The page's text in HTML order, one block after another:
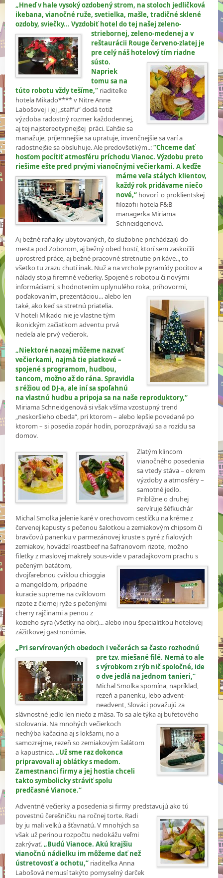
„Hneď v hale vysoký ozdobený strom, na stoloch jedličková
ikebana, vianočné ruže, svetielka, mašle, tradičné sklené
ozdoby, sviečky... Vyzdobiť hotel do tej našejzeleno-
striebornej, zeleno-medenej a v
reštaurácii Rouge červeno-zlatej je
pre celý náš hotelový tím riadne
sústo.
Napriek
tomu sa na
túto robotu vždy tešíme,“ riaditeľke
hotela Mikado**** v Nitre Anne
Labošovej i jej „staffu“ dodá totiž
výzdoba radostný rozmer každodennej,
aj tej najstereotypnejšej práci. Ľahšie sa
manažuje, príjemnejšie sa upratuje, invenčnejšie sa varí a
radostnejšie sa obsluhuje. Ale predovšetkým..:“Chceme dať
hosťom pocítiť atmosféru príchodu Vianoc. Výzdobu preto
riešime ešte pred prvými vianočnými večierkami. A keďže
mámeveľa stálych klientov,
každý rok pridávame niečo
nové,“ hovorí o proklientskej
filozofii hotela F&B
managerka Miriama
Schneidgenová.
Aj bežné raňajky ubytovaných, čo služobne prichádzajú do
mesta pod Zoborom, aj bežný obed hostí, ktorí sem zaskočili
uprostred práce, aj bežné pracovné stretnutie pri káve.., to
všetko tu zrazu chutí inak. Nuž a na vrchole pyramídy pocitov a
nálady stoja firemné večierky. Spojené s robotou či novými
informáciami, s hodnotením uplynulého roka, príhovormi,
poďakovaním, prezentáciou... alebo len
také, ako keď sa stretnú priatelia.
V hoteli Mikado nie je vlastne tým
ikonickým začiatkom adventu prvá
nedeľa ale prvý večierok.
„Niektoré naozaj môžeme nazvať
večierkami, najmä tie piatkové –
spojené s programom, hudbou,
tancom, možno až do rána. Spravidla
s réžiou od DJ-a, ale iní sa spoľahnú
na vlastnú hudbu a pripoja sa na naše reproduktory,“
Miriama Schneidgenová si však všíma vzostupný trend
„neskoršieho obeda“, pri ktorom – alebo lepšie povedané po
ktorom – si posedia zopár hodín, porozprávajú sa a rozídu sa
domov.
Zlatým klincom
vianočného posedenia
sa vtedy stáva – okrem
výzdoby a atmosféry –
samotné jedlo.
Približne o druhej
servíruje šéfkuchár
Michal Smolka jelenie karé v orechovom cestíčku na kréme z
červenej kapusty s pečenou šalotkou a zemiakovým chipsom či
bravčovú panenku v parmezánovej kruste s pyré z fialových
zemiakov, hovädzí roastbeef na šafranovom rizote, možno
filetky z maslovej makrely sous-vide v paradajkovom prachu s
pečeným batátom,
dvojfarebnou cviklou chioggia
a mangoldom, prípadne
kuracie supreme na cviklovom
rizote z čiernej ryže s pečenými
cherry rajčinami a penou z
kozieho syra (všetky na obr.)... alebo inou špecialitkou hotelovej
zážitkovej gastronómie.
„Pri servírovaných obedoch i večerách sa často rozhodnú
pre tzv. miešané filé. Nemá toale
s výrobkom z rýb nič spoločné, ide
o dve jedlá na jednom tanieri,“
Michal Smolka spomína, napríklad,
rezeň a panenku, lebo advent-
neadvent, Slováci považujú za
slávnostné jedlo len niečo z mäsa. To sa ale týka aj bufetového
stolovania. Na mnohých večierkoch
nechýba kačacina aj s lokšami, no a
samozrejme, rezeň so zemiakovým šalátom
a kapustnica.„Už sme raz dokonca
pripravovali aj oblátky s medom.
Zamestnanci firmy a jej hostia chceli
takto symbolicky stráviť spolu
predčasné Vianoce.“
Adventné večierky a posedenia si firmy predstavujú ako tú
povestnú čerešničku na ročnej torte. Radi
by ju mali veľkú a šťavnatú. V mnohých sa
však už perinou rozpočtu nedokážu veľmi
zakrývať.„Budú Vianoce. Akú krajšiu
vianočnú nádielku im môžeme dať než
ústretovosť a ochotu,“ riaditeľka Anna
Labošová nemusí takýto pomyselný darček